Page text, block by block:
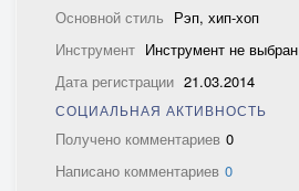
Основной стиль Рэп, хип-хоп
Инструмент Инструмент не выбран
Дата регистрации 21.03.2014
СОЦИАЛЬНАЯ АКТИВНОСТЬ
Получено комментариев 0
Написано комментариев 0